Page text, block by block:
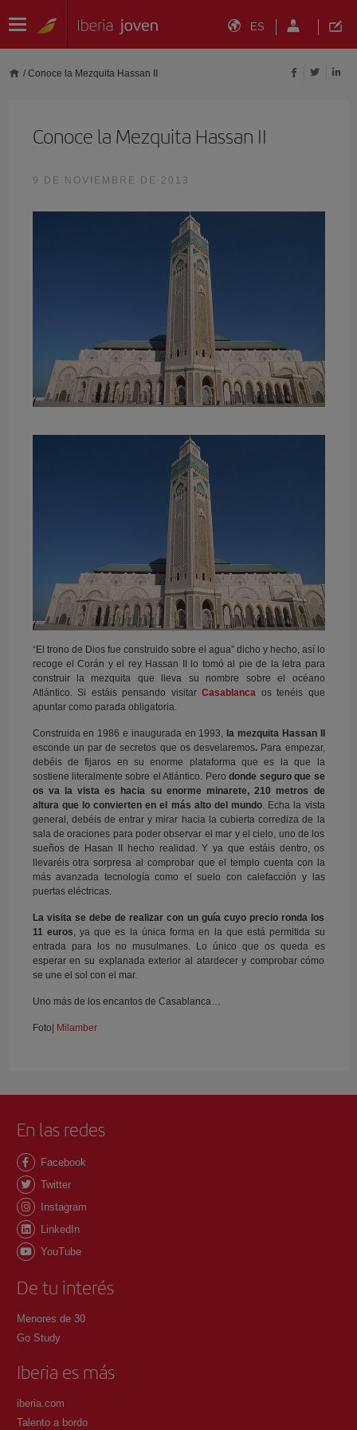
ES
/ Conoce la Mezquita Hassan II
Conoce la Mezquita Hassan II
9 DE NOVIEMBRE DE 2013
“El trono de Dios fue construido sobre el agua” dicho y hecho, así lo
recoge el Corán y el rey Hassan II lo tomó al pie de la letra para
construir la mezquita que lleva su nombre sobre el océano
Atlántico. Si estáis pensando visitar Casablanca os tenéis que
apuntar como parada obligatoria.
Construida en 1986 e inaugurada en 1993, la mezquita Hassan II
esconde un par de secretos que os desvelaremos. Para empezar,
debéis de fijaros en su enorme plataforma que es la que la
sostiene literalmente sobre el Atlántico. Perodonde seguro que se
os va la vista es hacia su enorme minarete, 210 metros de
altura que lo convierten en el más alto del mundo . Echa la vista
general, debéis de entrar y mirar hacia la cubierta corrediza de la
sala de oraciones para poder observar el mar y el cielo, uno de los
sueños de Hasan II hecho realidad. Y ya que estáis dentro, os
llevaréis otra sorpresa al comprobar que el templo cuenta con la
más avanzada tecnología como el suelo con calefacción y las
puertas eléctricas.
La visita se debe de realizar con un guía cuyo precio ronda los
11 euros , ya que es la única forma en la que está permitida su
entrada para los no musulmanes. Lo único que os queda es
esperar en su explanada exterior al atardecer y comprobar cómo
se une el sol con el mar.
Uno más de los encantos de Casablanca…
Foto| Milamber
En las redes
Facebook
Twitter
Instagram
LinkedIn
YouTube
De tu interés
Menores de 30
Go Study
Iberia es más
iberia.com
Talento a bordo